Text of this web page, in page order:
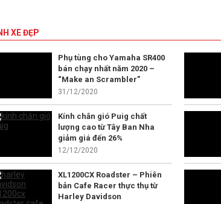
XE ĐẸP
Phụ tùng cho Yamaha SR400
bán chạy nhất năm 2020 –
“Make an Scrambler”
31/12/2020
Kính chắn gió Puig chất
lượng cao từ Tây Ban Nha
giảm giá đến 26%
12/12/2020
XL1200CX Roadster – Phiên
bản Cafe Racer thực thụ từ
Harley Davidson